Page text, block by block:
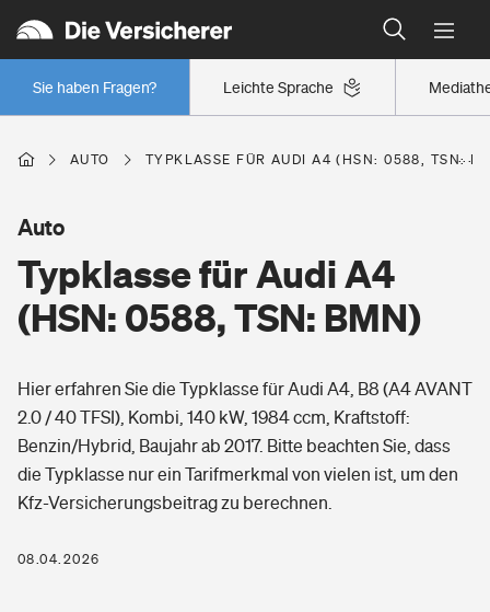
Leichte Sprache
Sie haben Fragen?
Wer versichert was: Jetzt Versicherer finden
Regionalklassen: So ist Ihre Region eingestuft
Wer versichert was: Jetzt Versicherer finden
Berufsunfähigkeitsversicherung
Erwerbsunfähigkeitsversicherung
Grundfähigkeitsversicherung
Arbeitsrechtsschutz
Berufshaftpflichtversicherung
Zur Übersicht
Wohnen
Elementarversicherung
Freizeit
Pri­vate Haft­pflicht­
Gesundheit
Private Krankenversicherung
AUTO TYPKLASSE FÜR AUDI A4 (HSN: 0588, TSN:
Typklasse für Audi A4
(HSN: 0588, TSN: BMN)
Auto
Hier erfahren Sie die Typklasse für Audi A4, B8 (A4 AVANT
2.0 / 40 TFSI), Kombi, 140 kW, 1984 ccm, Kraftstoff:
Benzin/Hybrid, Baujahr ab 2017. Bitte beachten Sie, dass
die Typklasse nur ein Tarifmerkmal von vielen ist, um den
Kfz-Versicherungsbeitrag zu berechnen.
08.04.2026